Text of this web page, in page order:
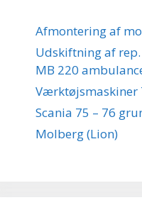
Afmontering af
Udskiftning af
MB 220
Værktøjsmaskiner
Scania 75 – 76
Molberg (Lion)